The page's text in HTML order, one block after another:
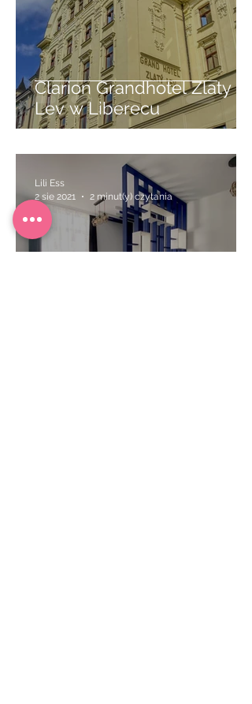
Clarion Grandhotel Zlaty
Lev w Liberecu
Lili Ess
2 sie 2021
2 minut(y) czytania